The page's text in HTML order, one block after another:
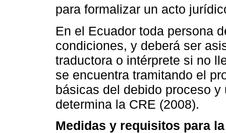
para formalizar un acto
En el Ecuador toda persona
condiciones, y deberá ser
traductora o intérprete si no
se encuentra tramitando el
básicas del debido proceso
determina la CRE (2008).
Medidas y requisitos para